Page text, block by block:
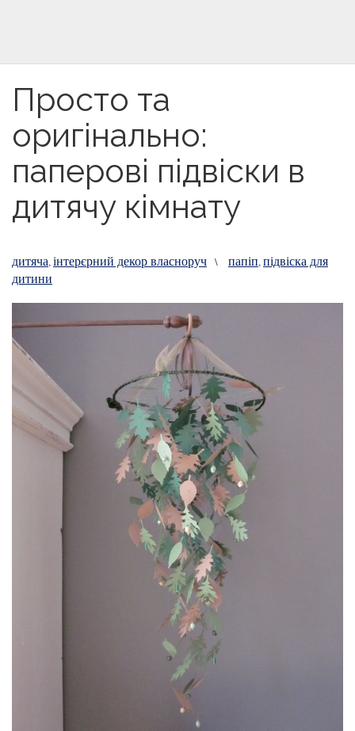
Просто та
оригінально:
паперові підвіски в
дитячу кімнату
дитяча,інтерєрний декор власноруч \ папіп,підвіска для
дитини